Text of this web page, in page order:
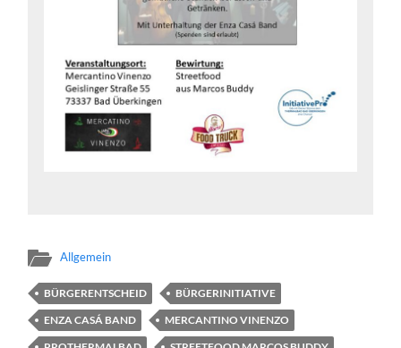
Allgemein
BÜRGERENTSCHEID
BÜRGERINITIATIVE
ENZA CASÁ BAND
MERCANTINO VINENZO